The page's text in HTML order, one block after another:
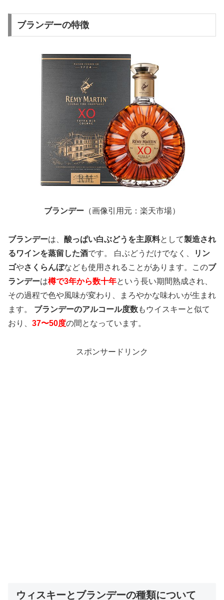
ブランデーの特徴
ブランデー （画像引用元：楽天市場）
ブランデーは、 酸っぱい白ぶどうを主原料として製造され
るワインを蒸留した酒です。 白ぶどうだけでなく、
リン
ゴやさくらんぼなども使用されることがあります。このブ
ランデーは樽で3年から数十年という長い期間熟成され、
その過程で色や風味が変わり、まろやかな味わいが生まれ
ます。 ブランデーのアルコール度数もウイスキーと似て
おり、 37〜50度の間となっています。
スポンサードリンク
ウィスキーとブランデーの種類について